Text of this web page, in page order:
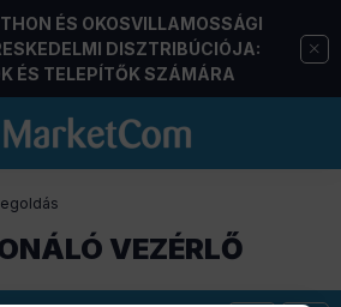
ÉS OKOSVILLAMOSSÁGI
DISZTRIBÚCIÓJA:
ÉS TELEPÍTŐK SZÁMÁRA
VEZÉRLŐ